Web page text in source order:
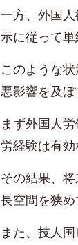
一方、外国
示に従って単
このような
悪影響を及ぼ
まず外国人
労経験は有効
その結果、
長空間を狭め
また、 技人